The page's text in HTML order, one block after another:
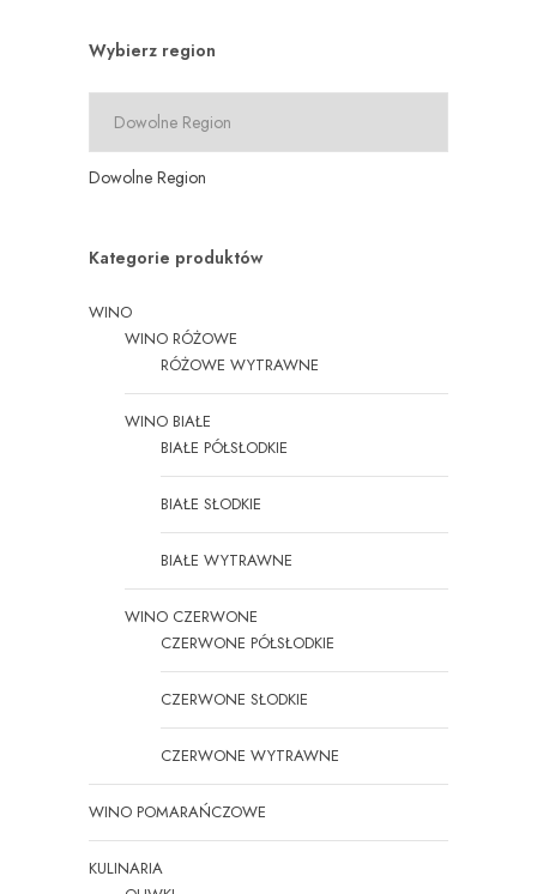
Wybierz region
Dowolne Region
Kategorie produktów
WINO
WINO RÓŻOWE
RÓŻOWE WYTRAWNE
WINO BIAŁE
BIAŁE PÓŁSŁODKIE
BIAŁE SŁODKIE
BIAŁE WYTRAWNE
WINO CZERWONE
CZERWONE PÓŁSŁODKIE
CZERWONE SŁODKIE
CZERWONE WYTRAWNE
WINO POMARAŃCZOWE
KULINARIA